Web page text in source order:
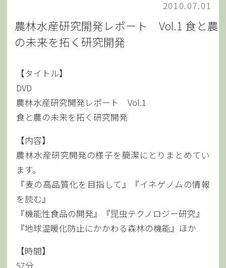
2010.07.01
農林水産研究開発レポート Vol.1 食と農
の未来を拓く研究開発
【タイトル】
DVD
農林水産研究開発レポート Vol.1
食と農の未来を拓く研究開発
【内容】
農林水産研究開発の様子を簡潔にとりまとめてい
ます。
『麦の高品質化を目指して』『イネゲノムの情報
を読む』
『機能性食品の開発』『昆虫テクノロジー研究』
『地球温暖化防止にかかわる森林の機能』ほか
【時間】